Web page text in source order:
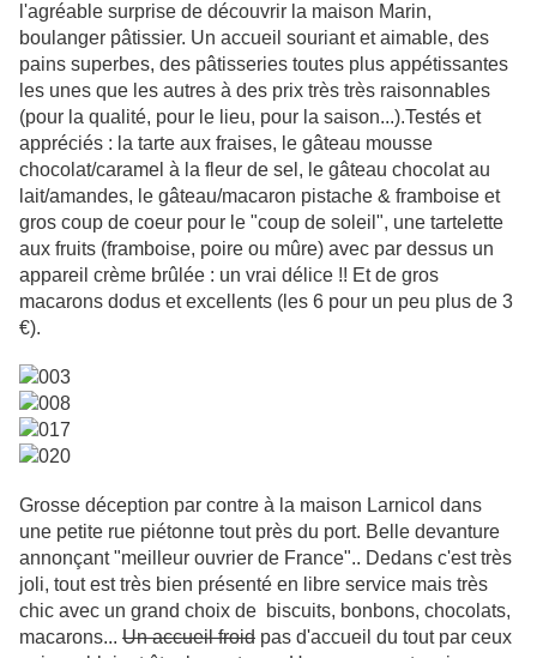
l'agréable surprise de découvrir la maison Marin,
boulanger pâtissier. Un accueil souriant et aimable, des
pains superbes, des pâtisseries toutes plus appétissantes
les unes que les autres à des prix très très raisonnables
(pour la qualité, pour le lieu, pour la saison...).Testés et
appréciés : la tarte aux fraises, le gâteau mousse
chocolat/caramel à la fleur de sel, le gâteau chocolat au
lait/amandes, le gâteau/macaron pistache & framboise et
gros coup de coeur pour le "coup de soleil", une tartelette
aux fruits (framboise, poire ou mûre) avec par dessus un
appareil crème brûlée : un vrai délice !! Et de gros
macarons dodus et excellents (les 6 pour un peu plus de 3
€).
Grosse déception par contre à la maison Larnicol dans
une petite rue piétonne tout près du port. Belle devanture
annonçant "meilleur ouvrier de France".. Dedans c'est très
joli, tout est très bien présenté en libre service mais très
chic avec un grand choix de biscuits, bonbons, chocolats,
macarons... Un accueil froid pas d'accueil du tout par ceux